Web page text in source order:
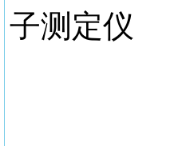
子测定仪